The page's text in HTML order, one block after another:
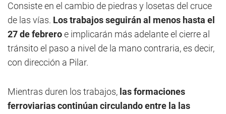
Consiste en el cambio de piedras y losetas del cruce
de las vías. Los trabajos seguirán al menos hasta el
27 de febreroe implicarán más adelante el cierre al
tránsito el paso a nivel de la mano contraria, es decir,
con dirección a Pilar.
Mientras duren los trabajos, las formaciones
ferroviarias continúan circulando entre la las